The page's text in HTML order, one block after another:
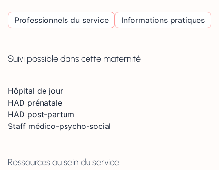
Professionnels du service Informations pratiques
Suivi possible dans cette maternité
Hôpital de jour
HAD prénatale
HAD post-partum
Staff médico-psycho-social
Ressources au sein du service